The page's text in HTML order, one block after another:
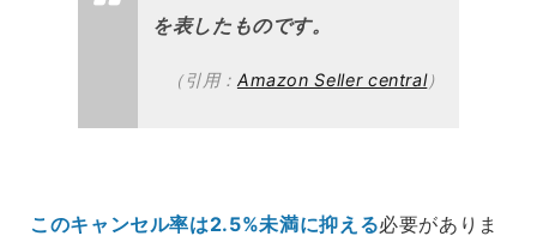
を表したものです。
（引用： Amazon Seller central）
このキャンセル率は2.5%未満に抑える必要がありま